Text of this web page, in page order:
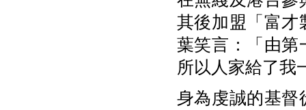
其後加盟「富才
葉笑言：「由第
所以人家給了我
身為虔誠的基督